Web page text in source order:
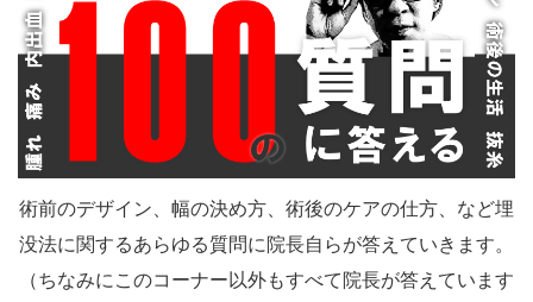
術前のデザイン、幅の決め方、術後のケアの仕方、など埋
没法に関するあらゆる質問に院長自らが答えていきます。
（ちなみにこのコーナー以外もすべて院長が答えています